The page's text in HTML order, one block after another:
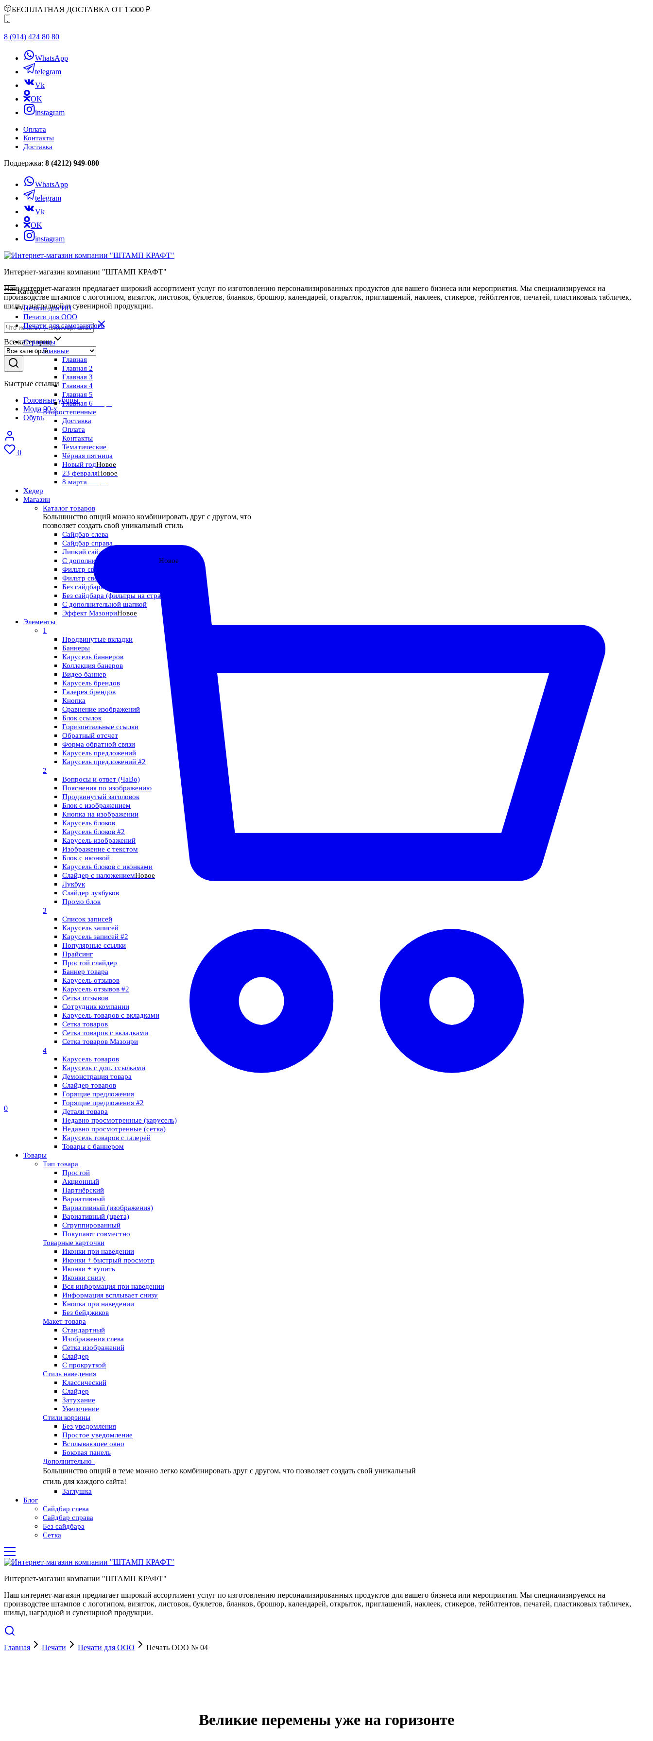
БЕСПЛАТНАЯ ДОСТАВКА ОТ 15000 ₽
8 (914) 424 80 80
WhatsApp
telegram
Vk
OK
instagram
Оплата
Контакты
Доставка
Поддержка: 8 (4212) 949-080
WhatsApp
telegram
Vk
OK
instagram
Интернет-магазин компании "ШТАМП КРАФТ"
Наш интернет-магазин предлагает широкий ассортимент услуг по изготовлению персонализированных продуктов для вашего бизнеса или мероприятия. Мы специализируемся на
производстве штампов с логотипом, визиток, листовок, буклетов, бланков, брошюр, календарей, открыток, приглашений, наклеек, стикеров, тейблтентов, печатей, пластиковых табличек,
шильд, наградной и сувенирной продукции.
Все категории
Быстрые ссылки
Головные уборы
Мода 90-х
Обувь
0
0
Каталог
Печати для ИП
Печати для ООО
Печати для самозанятого
Страницы
Главные
Главная
Главная 2
Главная 3
Главная 4
Главная 5
Главная 6
Второстепенные
Доставка
Оплата
Контакты
Тематические
Чёрная пятница
Новый годНовое
23 февраляНовое
8 марта
Хедер
Магазин
Каталог товаров
Большинство опций можно комбинировать друг с другом, что
позволяет создать свой уникальный стиль
Сайдбар слева
Сайдбар справа
Липкий сайдбар
С дополнительным слайдером Новое
Фильтр свёрнут
Фильтр сверху
Без сайдбара (фильтры сбоку)
Без сайдбара (фильтры на странице)
С дополнительной шапкой
Эффект МазонриНовое
Элементы
1
Продвинутые вкладки
Баннеры
Карусель баннеров
Коллекция банеров
Видео баннер
Карусель брендов
Галерея брендов
Кнопка
Сравнение изображений
Блок ссылок
Горизонтальные ссылки
Обратный отсчет
Форма обратной связи
Карусель предложений
Карусель предложений​ #2
2
Вопросы и ответ (ЧаВо)
Пояснения по изображению
Продвинутый заголовок
Блок с изображением
Кнопка на изображении
Карусель блоков
Карусель блоков​ #2
Карусель изображений
Изображение с текстом
Блок с иконкой
Карусель блоков с иконками
Слайдер с наложениемНовое
Лукбук
Слайдер лукбуков
Промо блок
3
Список записей
Карусель записей
Карусель записей #2
Популярные ссылки
Прайсинг
Простой слайдер
Баннер товара
Карусель отзывов
Карусель отзывов​ #2
Сетка отзывов
Сотрудник компании
Карусель товаров с вкладками
Сетка товаров
Сетка товаров с вкладками​
Сетка товаров Мазонри
4
Карусель товаров
Карусель с доп. ссылками
Демонстрация товара
Слайдер товаров
Горящие предложения
Горящие предложения​ #2
Детали товара
Недавно просмотренные (карусель)
Недавно просмотренные (сетка)​
Карусель товаров с галерей
Товары с баннером
Товары
Тип товара
Простой
Акционный
Партнёрский
Вариативный
Вариативный (изображения)
Вариативный (цвета)
Сгруппированный
Покупают совместно
Товарные карточки
Иконки при наведении
Иконки + быстрый просмотр
Иконки + купить
Иконки снизу
Вся информация при наведении
Информация всплывает снизу
Кнопка при наведении
Без бейджиков
Макет товара
Стандартный
Изображения слева
Сетка изображений
Слайдер
С прокруткой
Стиль наведения
Классический
Слайдер
Затухание
Увеличение
Стили корзины
Без уведомления
Простое уведомление
Всплывающее окно
Боковая панель
Дополнительно
Большинство опций в теме можно легко комбинировать друг с другом, что позволяет создать свой уникальный
стиль для каждого сайта!
Заглушка
Блог
Сайдбар слева
Сайдбар справа
Без сайдбара
Сетка
Интернет-магазин компании "ШТАМП КРАФТ"
Наш интернет-магазин предлагает широкий ассортимент услуг по изготовлению персонализированных продуктов для вашего бизнеса или мероприятия. Мы специализируемся на
производстве штампов с логотипом, визиток, листовок, буклетов, бланков, брошюр, календарей, открыток, приглашений, наклеек, стикеров, тейблтентов, печатей, пластиковых табличек,
шильд, наградной и сувенирной продукции.
Главная Печати Печати для ООО Печать ООО № 04
Великие перемены уже на горизонте